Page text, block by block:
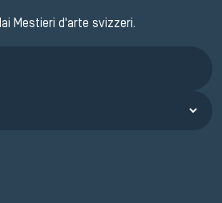
Mestieri d'arte svizzeri.